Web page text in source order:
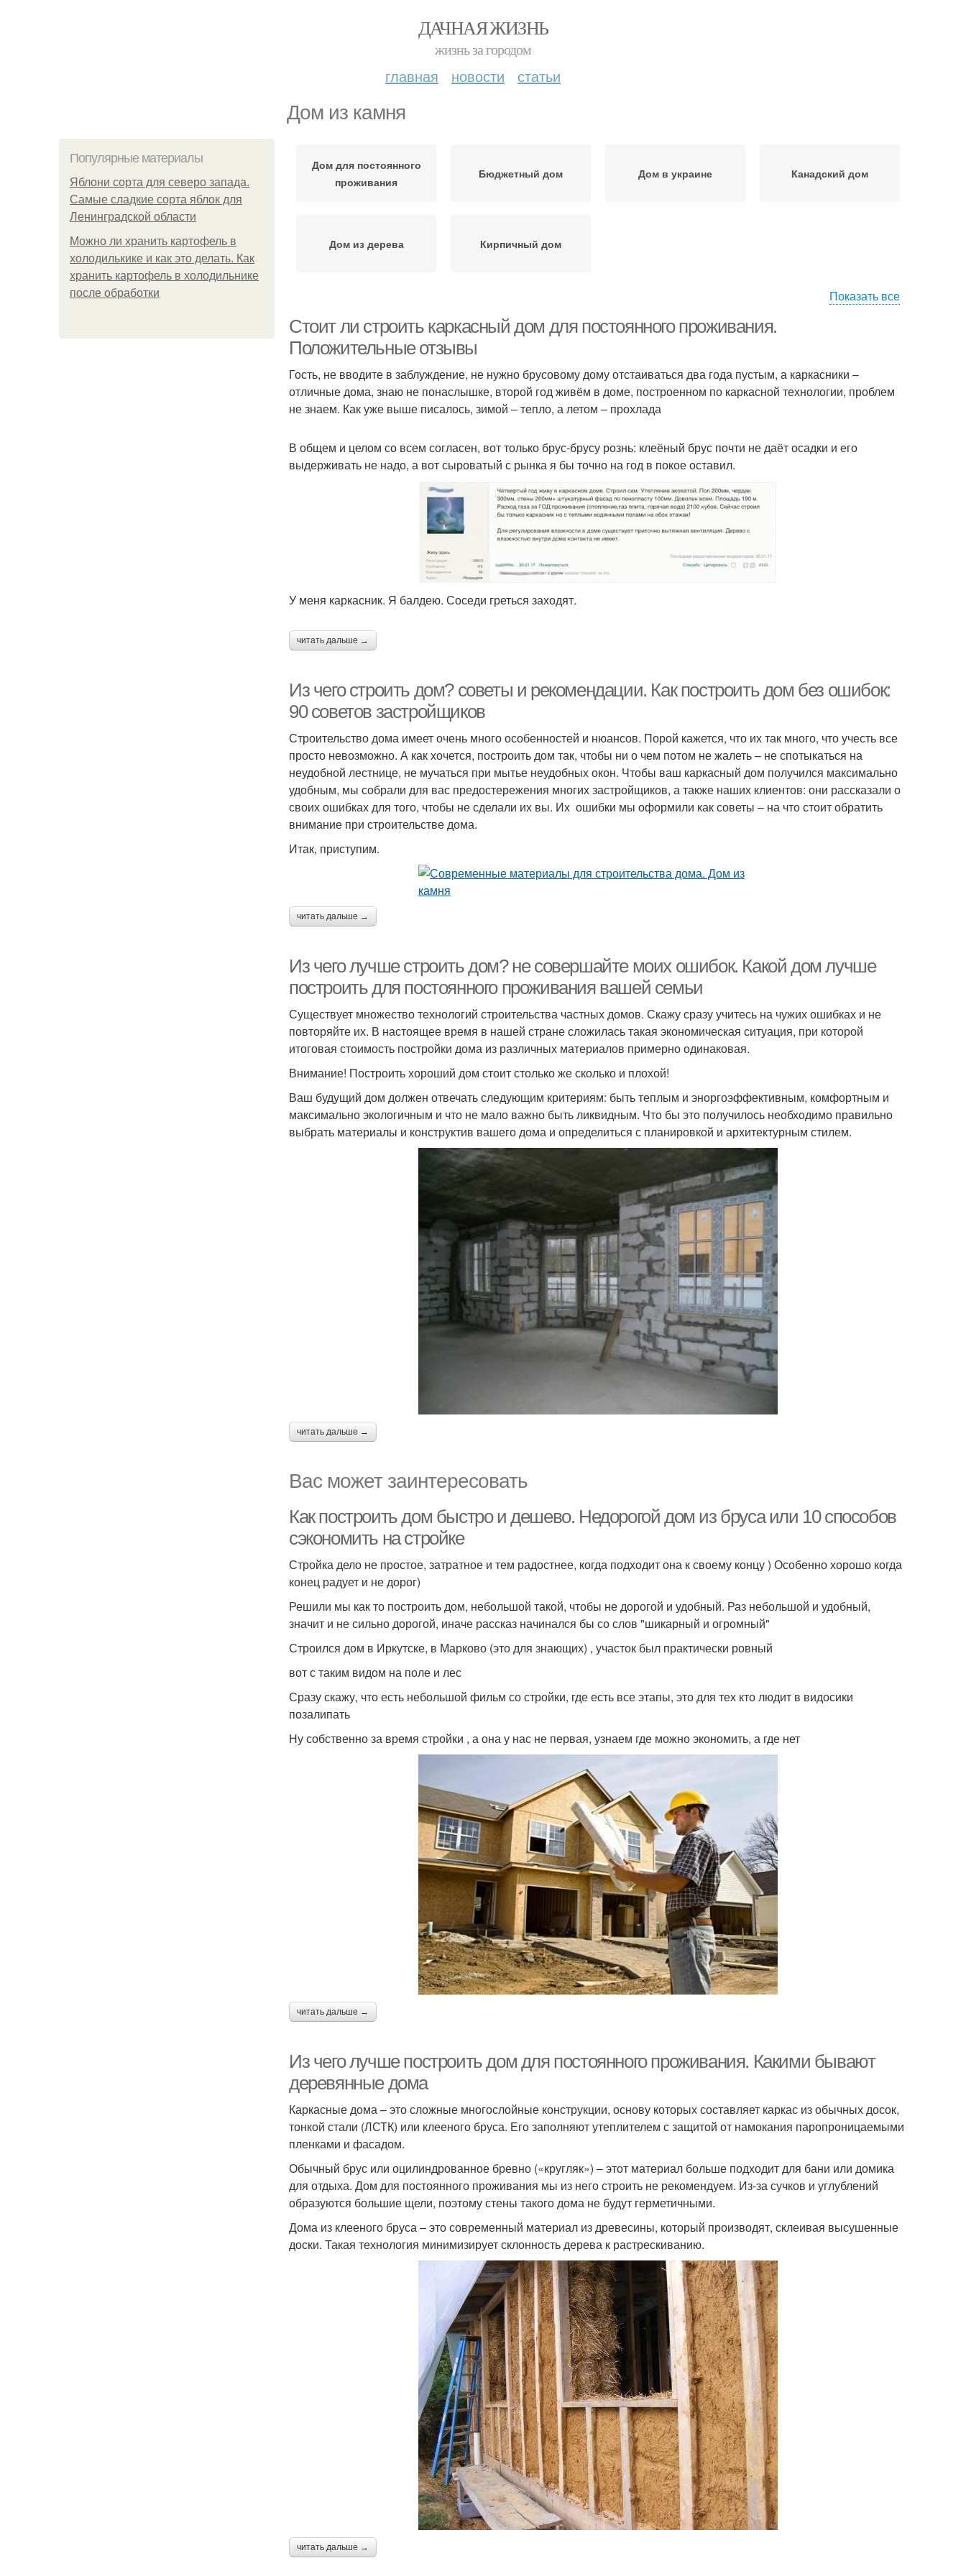
ДАЧНАЯ ЖИЗНЬ
жизнь за городом
главная новости статьи
Дом из камня
Популярные материалы
Яблони сорта для северо запада.
Самые сладкие сорта яблок для
Ленинградской области
Можно ли хранить картофель в
холодилькике и как это делать. Как
хранить картофель в холодильнике
после обработки
Дом для постоянного
проживания
Бюджетный дом Дом в украине Канадский дом
Дом из дерева Кирпичный дом
Показать все
Стоит ли строить каркасный дом для постоянного проживания.
Положительные отзывы
Гость, не вводите в заблуждение, не нужно брусовому дому отстаиваться два года пустым, а каркасники –
отличные дома, знаю не понаслышке, второй год живём в доме, построенном по каркасной технологии, проблем
не знаем. Как уже выше писалось, зимой – тепло, а летом – прохлада
В общем и целом со всем согласен, вот только брус-брусу рознь: клеёный брус почти не даёт осадки и его
выдерживать не надо, а вот сыроватый с рынка я бы точно на год в покое оставил.
У меня каркасник. Я балдею. Соседи греться заходят.
читать дальше →
Из чего строить дом? советы и рекомендации. Как построить дом без ошибок:
90 советов застройщиков
Строительство дома имеет очень много особенностей и нюансов. Порой кажется, что их так много, что учесть все
просто невозможно. А как хочется, построить дом так, чтобы ни о чем потом не жалеть – не спотыкаться на
неудобной лестнице, не мучаться при мытье неудобных окон. Чтобы ваш каркасный дом получился максимально
удобным, мы собрали для вас предостережения многих застройщиков, а также наших клиентов: они рассказали о
своих ошибках для того, чтобы не сделали их вы. Их ошибки мы оформили как советы – на что стоит обратить
внимание при строительстве дома.
Итак, приступим.
читать дальше →
Из чего лучше строить дом? не совершайте моих ошибок. Какой дом лучше
построить для постоянного проживания вашей семьи
Существует множество технологий строительства частных домов. Скажу сразу учитесь на чужих ошибках и не
повторяйте их. В настоящее время в нашей стране сложилась такая экономическая ситуация, при которой
итоговая стоимость постройки дома из различных материалов примерно одинаковая.
Внимание! Построить хороший дом стоит столько же сколько и плохой!
Ваш будущий дом должен отвечать следующим критериям: быть теплым и эноргоэффективным, комфортным и
максимально экологичным и что не мало важно быть ликвидным. Что бы это получилось необходимо правильно
выбрать материалы и конструктив вашего дома и определиться с планировкой и архитектурным стилем.
читать дальше →
Вас может заинтересовать
Как построить дом быстро и дешево. Недорогой дом из бруса или 10 способов
сэкономить на стройке
Стройка дело не простое, затратное и тем радостнее, когда подходит она к своему концу ) Особенно хорошо когда
конец радует и не дорог)
Решили мы как то построить дом, небольшой такой, чтобы не дорогой и удобный. Раз небольшой и удобный,
значит и не сильно дорогой, иначе рассказ начинался бы со слов "шикарный и огромный"
Строился дом в Иркутске, в Марково (это для знающих) , участок был практически ровный
вот с таким видом на поле и лес
Сразу скажу, что есть небольшой фильм со стройки, где есть все этапы, это для тех кто людит в видосики
позалипать
Ну собственно за время стройки , а она у нас не первая, узнаем где можно экономить, а где нет
читать дальше →
Из чего лучше построить дом для постоянного проживания. Какими бывают
деревянные дома
Каркасные дома – это сложные многослойные конструкции, основу которых составляет каркас из обычных досок,
тонкой стали (ЛСТК) или клееного бруса. Его заполняют утеплителем с защитой от намокания паропроницаемыми
пленками и фасадом.
Обычный брус или оцилиндрованное бревно («кругляк») – этот материал больше подходит для бани или домика
для отдыха. Дом для постоянного проживания мы из него строить не рекомендуем. Из-за сучков и углублений
образуются большие щели, поэтому стены такого дома не будут герметичными.
Дома из клееного бруса – это современный материал из древесины, который производят, склеивая высушенные
доски. Такая технология минимизирует склонность дерева к растрескиванию.
читать дальше →